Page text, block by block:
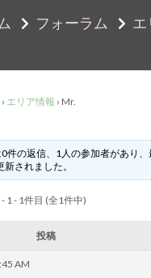
フォーラム エ
› エリア情報 › Mr.
件の返信、1人の参加者があり、
新されました。
1 - 1件目 (全1件中)
投稿
AM